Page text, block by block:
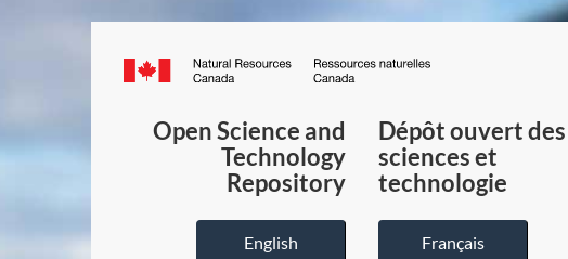
Canada.ca
du
Canada
Open Science and
Technology
Repository
English
Dépôt ouvert des
sciences et
technologie
Français